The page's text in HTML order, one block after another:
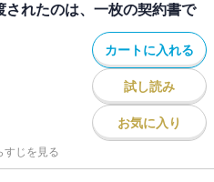
れたのは、一枚の契約書で
カートに入れる
試し読み
お気に入り
すじを見る